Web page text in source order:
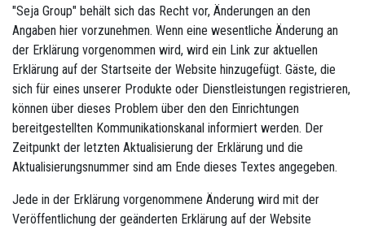
"Seja Group" behält sich das Recht vor, Änderungen an den
Angaben hier vorzunehmen. Wenn eine wesentliche Änderung an
der Erklärung vorgenommen wird, wird ein Link zur aktuellen
Erklärung auf der Startseite der Website hinzugefügt. Gäste, die
sich für eines unserer Produkte oder Dienstleistungen registrieren,
können über dieses Problem über den den Einrichtungen
bereitgestellten Kommunikationskanal informiert werden. Der
Zeitpunkt der letzten Aktualisierung der Erklärung und die
Aktualisierungsnummer sind am Ende dieses Textes angegeben.
Jede in der Erklärung vorgenommene Änderung wird mit der
Veröffentlichung der geänderten Erklärung auf der Website